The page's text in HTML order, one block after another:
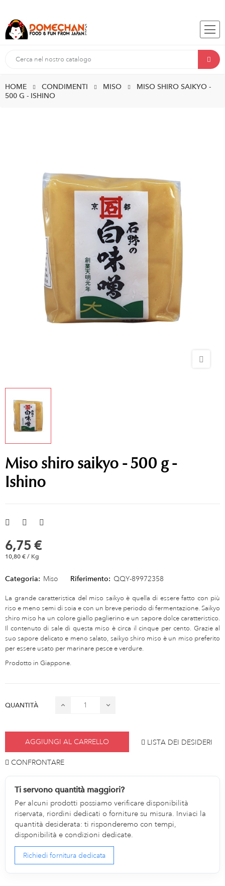
HOME CONDIMENTI MISO
MISO SHIRO SAIKYO -
500 G - ISHINO
Miso shiro saikyo - 500 g -
Ishino
6,75 €
10,80 € / Kg
Categoria: Miso Riferimento: QQY-89972358
La grande caratteristica del miso saikyo è quella di essere fatto con più
riso e meno semi di soia e con un breve periodo di fermentazione. Saikyo
shiro miso ha un colore giallo paglierino e un sapore dolce caratteristico.
Il contenuto di sale di questa miso è circa il cinque per cento. Grazie al
suo sapore delicato e meno salato, saikyo shiro miso è un miso preferito
per essere usato per marinare pesce e verdure.
Prodotto in Giappone.
QUANTITÀ
AGGIUNGI AL CARRELLO LISTA DEI DESIDERI
CONFRONTARE
Ti servono quantità maggiori?
Per alcuni prodotti possiamo verificare disponibilità
riservata, riordini dedicati o forniture su misura. Inviaci la
quantità desiderata: ti risponderemo con tempi,
disponibilità e condizioni dedicate.
Richiedi fornitura dedicata